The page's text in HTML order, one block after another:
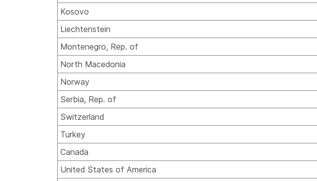
Kosovo
Liechtenstein
Montenegro, Rep. of
North Macedonia
Norway
Serbia, Rep. of
Switzerland
Turkey
Canada
United States of America